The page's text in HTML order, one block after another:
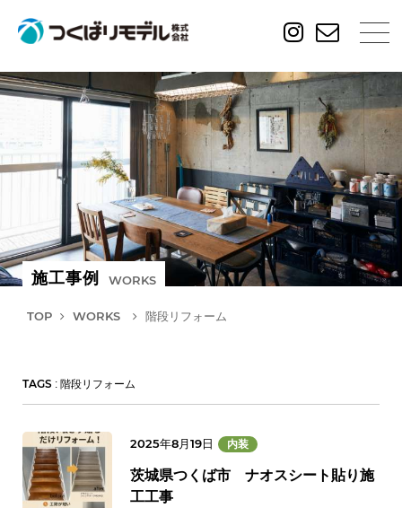
施工事例 WORKS
TOP WORKS 階段リフォーム
TAGS : 階段リフォーム
2025年8月19日 内装
茨城県つくば市 ナオスシート貼り施
工工事